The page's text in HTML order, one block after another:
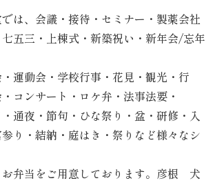
は、会議・接待・セミナー・製薬会社
五三・上棟式・新築祝い・新年会/忘年
運動会・学校行事・花見・観光・行
コンサート・ロケ弁・法事法要・
通夜・節句・ひな祭り・盆・研修・入
り・結納・庭はき・祭りなど様々なシ
お弁当をご用意しております。彦根 犬